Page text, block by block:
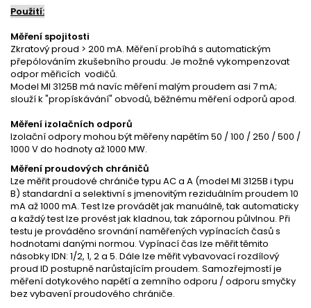
Použití:
Měření spojitosti
Zkratový proud > 200 mA. Měření probíhá s automatickým
přepólováním zkušebního proudu. Je možné vykompenzovat
odpor měřicích vodičů.
Model MI 3125B má navíc měření malým proudem asi 7 mA;
slouží k "propískávání" obvodů, běžnému měření odporů apod.
Měření izolačních odporů
Izolační odpory mohou být měřeny napětím 50 / 100 / 250 / 500 /
1000 V do hodnoty až 1000 MW.
Měření proudových chráničů
Lze měřit proudové chrániče typu AC a A (model MI 3125B i typu
B) standardní a selektivní s jmenovitým reziduálním proudem 10
mA až 1000 mA. Test lze provádět jak manuálně, tak automaticky
a každý test lze provést jak kladnou, tak zápornou půlvlnou. Při
testu je prováděno srovnání naměřených vypínacích časů s
hodnotami danými normou. Vypínací čas lze měřit těmito
násobky IDN: 1/2, 1, 2 a 5. Dále lze měřit vybavovací rozdílový
proud ID postupně narůstajícím proudem. Samozřejmostí je
měření dotykového napětí a zemního odporu / odporu smyčky
bez vybavení proudového chrániče.